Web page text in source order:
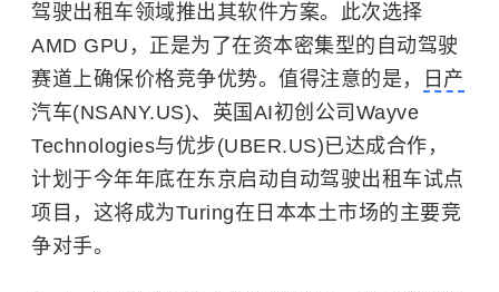
驾驶出租车领域推出其软件方案。此次选择
AMD GPU，正是为了在资本密集型的自动驾驶
赛道上确保价格竞争优势。值得注意的是，
日产
汽车(NSANY.US)、英国AI初创公司Wayve
Technologies与优步(UBER.US)已达成合作，
计划于今年年底在东京启动自动驾驶出租车试点
项目，这将成为Turing在日本本土市场的主要竞
争对手。